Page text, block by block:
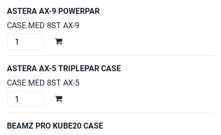
ASTERA AX-9 POWERPAR
CASE MED 8ST AX-9
ASTERA
9
mängd
ASTERA AX-5 TRIPLEPAR CASE
CASE MED 8ST AX-5
ASTERA
5
BEAMZ PRO KUBE20 CASE